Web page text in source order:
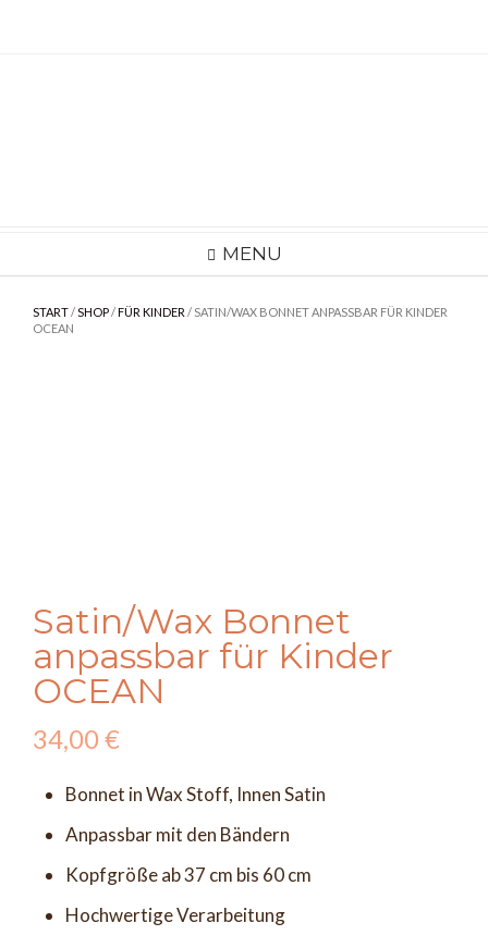
MENU
START/SHOP/FÜR KINDER / SATIN/WAX BONNET ANPASSBAR FÜR KINDER
OCEAN
Satin/Wax Bonnet
anpassbar für Kinder
OCEAN
34,00€
Bonnet in Wax Stoff, Innen Satin
Anpassbar mit den Bändern
Kopfgröße ab 37 cm bis 60 cm
Hochwertige Verarbeitung